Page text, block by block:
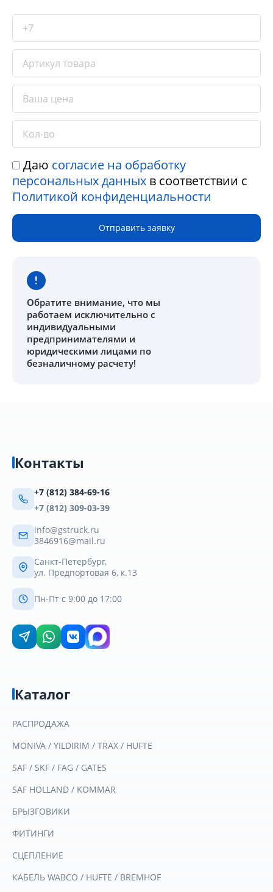
Даю согласие на обработку
персональных данных в соответствии с
Политикой конфиденциальности
Отправить заявку
Обратите внимание, что мы
работаем исключительно с
индивидуальными
предпринимателями и
юридическими лицами по
безналичному расчету!
Контакты
+7 (812) 384-69-16
+7 (812) 309-03-39
info@gstruck.ru
3846916@mail.ru
Санкт-Петербург,
ул. Предпортовая 6, к.13
Пн-Пт с 9:00 до 17:00
Каталог
РАСПРОДАЖА
MONIVA / YILDIRIM / TRAX / HUFTE
SAF / SKF / FAG / GATES
SAF HOLLAND / KOMMAR
БРЫЗГОВИКИ
ФИТИНГИ
СЦЕПЛЕНИЕ
КАБЕЛЬ WABCO / HUFTE / BREMHOF